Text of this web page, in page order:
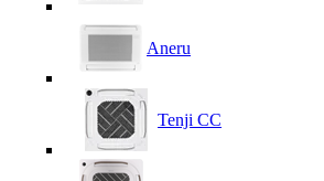
Aneru
Tenji CC